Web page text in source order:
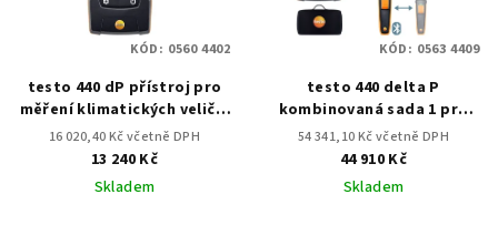
testo 440 dP přístroj pro
měření klimatických veličin
vč. diferenčního tlaku
16 020,40 Kč včetně DPH
13 240 Kč
Skladem
KÓD: 0560 4402
testo 440 delta P
kombinovaná sada 1 pro
měření proudění s BT
54 341,10 Kč včetně DPH
44 910 Kč
Skladem
KÓD: 0563 4409